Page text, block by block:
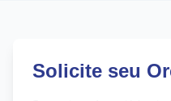
Solicite seu